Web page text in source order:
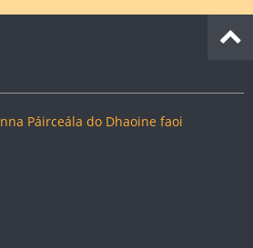
Páirceála do Dhaoine faoi